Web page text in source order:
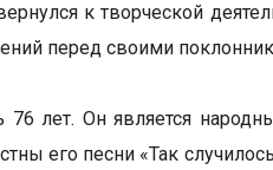
к творческой
перед своими
76 лет. Он является
его песни «Так